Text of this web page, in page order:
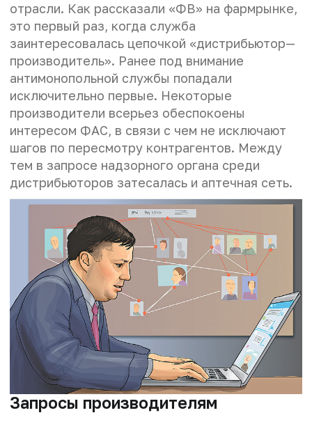
отрасли. Как рассказали «ФВ» на фармрынке,
это первый раз, когда служба
заинтересовалась цепочкой «дистрибьютор—
производитель». Ранее под внимание
антимонопольной службы попадали
исключительно первые. Некоторые
производители всерьез обеспокое­ны
интересом ФАС, в связи с чем не исключают
шагов по пересмотру контрагентов. Между
тем в запросе надзорного органа среди
дистрибьюторов затесалась и аптечная сеть.
Запросы производителям